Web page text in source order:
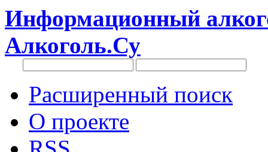
Информационный
Алкоголь.Су
Расширенный поиск
О проекте